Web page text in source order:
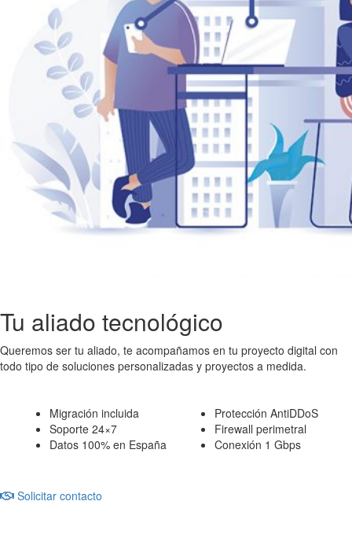
Tu aliado tecnológico
Queremos ser tu aliado, te acompañamos en tu proyecto digital con
todo tipo de soluciones personalizadas y proyectos a medida.
Migración incluida
Soporte 24×7
Datos 100% en España
Protección AntiDDoS
Firewall perimetral
Conexión 1 Gbps
Solicitar contacto